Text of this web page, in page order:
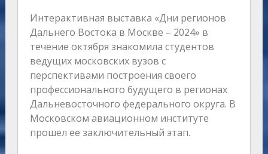
Интерактивная выставка «Дни регионов
Дальнего Востока в Москве – 2024» в
течение октября знакомила студентов
ведущих московских вузов с
перспективами построения своего
профессионального будущего в регионах
Дальневосточного федерального округа. В
Московском авиационном институте
прошел ее заключительный этап.